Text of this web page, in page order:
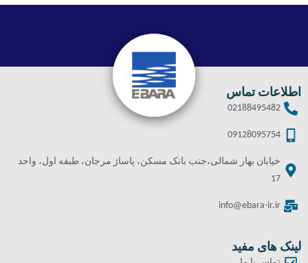
اطلاعات تماس
02188495482
09128095754
خیابان بهار شمالی،جنب بانک مسکن، پاساژ مرجان، طبقه اول، واحد
17
info@ebara-ir.ir
لینک های مفید